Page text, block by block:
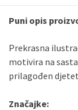
Puni opis
Prekrasna
motivira na
prilagođen
Značajke: